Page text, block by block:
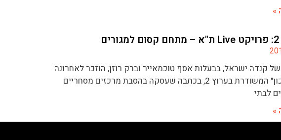
»
פרויקט Live של קנדה ישראל, בבעלות אסף טוכמאייר וברק רוזן, הוזכר לאחרונה
ב"תכנית חיסכון" המשודרת בערוץ 2, בכתבה שעסקה בהסבת מרכזים מסחריים
לבתי
»